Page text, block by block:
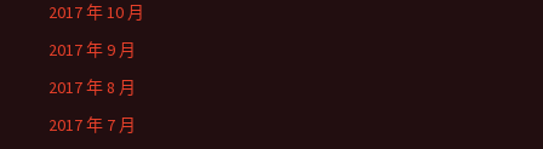
2017 年 10 月
2017 年 9 月
2017 年 8 月
2017 年 7 月